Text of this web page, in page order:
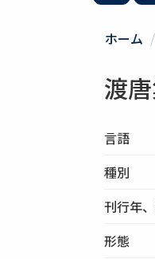
ホーム
渡
言語
種別
刊行年
形態